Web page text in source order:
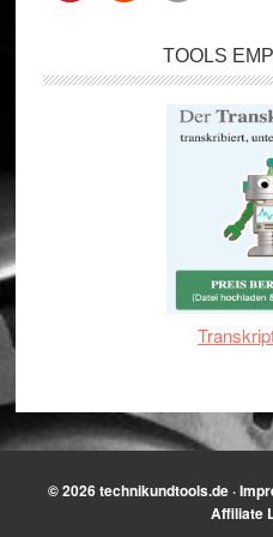
TOOLS
© 2026technikundtools.de·
Affiliate